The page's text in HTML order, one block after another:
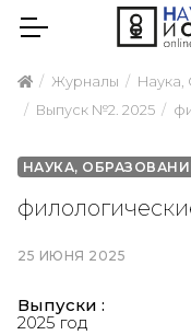
Журналы
Выпуск №2. 2025
НАУКА,
25 ИЮНЯ 2025
Выпуски :
2025 год